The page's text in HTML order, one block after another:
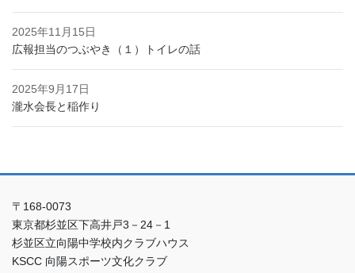
2025年11月15日
広報担当のつぶやき（１）トイレの話
2025年9月17日
瀧水会長と稲作り
〒168-0073
東京都杉並区下高井戸3－24－1
杉並区立向陽中学校内クラブハウス
KSCC 向陽スポーツ文化クラブ